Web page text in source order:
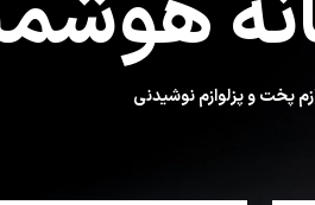
پخت و پزلوازم نوشیدنی